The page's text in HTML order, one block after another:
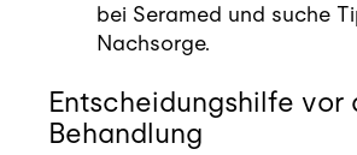
bei Seramed und suche
Nachsorge.
Entscheidungshilfe vor
Behandlung